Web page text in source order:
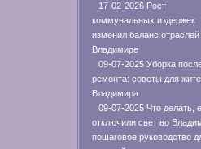
17-02-2026 Рост
коммунальных издержек
изменил баланс отраслей
Владимире
09-07-2025 Уборка
ремонта: советы для
Владимира
09-07-2025 Что делать,
отключили свет во
пошаговое руководство